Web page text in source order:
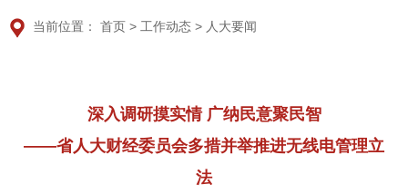
当前位置：首页 >工作动态 > 人大要闻
深入调研摸实情 广纳民意聚民智
——省人大财经委员会多措并举推进无线电管理立
法